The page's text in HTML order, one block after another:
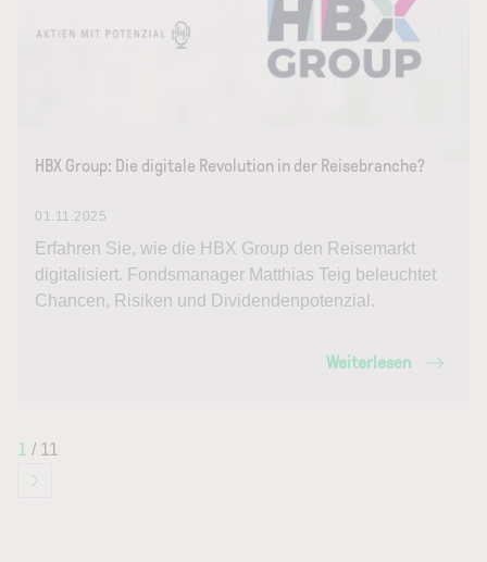
HBX Group: Die digitale Revolution in der Reisebranche?
01.11.2025
Erfahren Sie, wie die HBX Group den Reisemarkt
digitalisiert. Fondsmanager Matthias Teig beleuchtet
Chancen, Risiken und Dividendenpotenzial.
Weiterlesen
1 / 11